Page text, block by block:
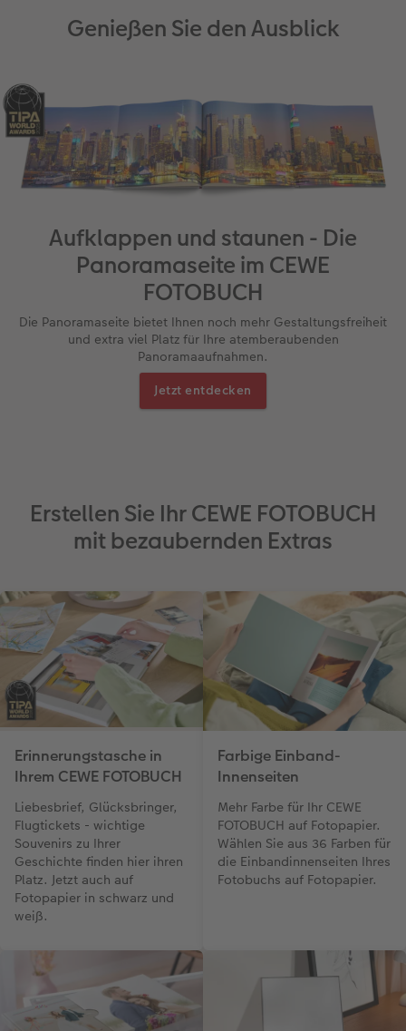
Genießen Sie den Ausblick
Aufklappen und staunen - Die
Panoramaseite im CEWE
FOTOBUCH
Die Panoramaseite bietet Ihnen noch mehr Gestaltungsfreiheit
und extra viel Platz für Ihre atemberaubenden
Panoramaaufnahmen.
Jetzt entdecken
Erstellen Sie Ihr CEWE FOTOBUCH
mit bezaubernden Extras
Erinnerungstasche in
Ihrem CEWE FOTOBUCH
Liebesbrief, Glücksbringer,
Flugtickets - wichtige
Souvenirs zu Ihrer
Geschichte finden hier ihren
Platz. Jetzt auch auf
Fotopapier in schwarz und
weiß.
Farbige Einband-
Innenseiten
Mehr Farbe für Ihr CEWE
FOTOBUCH auf Fotopapier.
Wählen Sie aus 36 Farben für
die Einbandinnenseiten Ihres
Fotobuchs auf Fotopapier.